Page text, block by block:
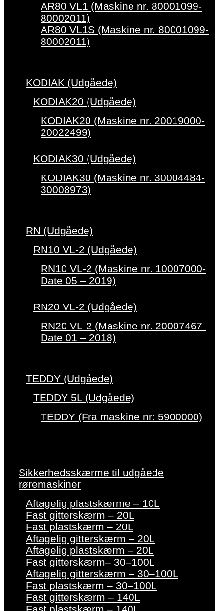
AR80 VL1 (Maskine nr. 80001099-
80002011)
AR80 VL1S (Maskine nr. 80001099-
80002011)
KODIAK (Udgåede)
KODIAK20 (Udgåede)
KODIAK20 (Maskine nr. 20019000-
20022499)
KODIAK30 (Udgåede)
KODIAK30 (Maskine nr. 30004484-
30008973)
RN (Udgåede)
RN10 VL-2 (Udgåede)
RN10 VL-2 (Maskine nr. 10007000-
Date 05 – 2019)
RN20 VL-2 (Udgåede)
RN20 VL-2 (Maskine nr. 20007467-
Date 01 – 2018)
TEDDY (Udgåede)
TEDDY 5L (Udgåede)
TEDDY (Fra maskine nr: 5900000)
Sikkerhedsskærme til udgåede
røremaskiner
Aftagelig plastskærme – 10L
Fast gitterskærm – 20L
Fast plastskærm – 20L
Aftagelig gitterskærm – 20L
Aftagelig plastskærm – 20L
Fast gitterskærm– 30–100L
Aftagelig gitterskærm – 30–100L
Fast plastskærm – 30–100L
Fast gitterskærm – 140L